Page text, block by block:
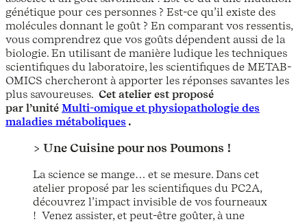
génétique pour ces personnes ? Est-ce qu’il existe des
molécules donnant le goût ? En comparant vos ressentis,
vous comprendrez que vos goûts dépendent aussi de la
biologie. En utilisant de manière ludique les techniques
scientifiques du laboratoire, les scientifiques de METAB-
OMICS chercheront à apporter les réponses savantes les
plus savoureuses. Cet atelier est proposé
par l’unité Multi-omique et physiopathologie des
maladies métaboliques .
> Une Cuisine pour nos Poumons !
La science se mange… et se mesure. Dans cet
atelier proposé par les scientifiques du PC2A,
découvrez l’impact invisible de vos fourneaux
! Venez assister, et peut-être goûter, à une